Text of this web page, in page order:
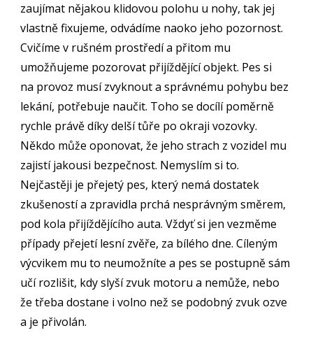
zaujímat nějakou klidovou polohu u nohy, tak jej
vlastně fixujeme, odvádíme naoko jeho pozornost.
Cvičíme v rušném prostředí a přitom mu
umožňujeme pozorovat přijíždějící objekt. Pes si
na provoz musí zvyknout a správnému pohybu bez
lekání, potřebuje naučit. Toho se docílí poměrně
rychle právě díky delší tůře po okraji vozovky.
Někdo může oponovat, že jeho strach z vozidel mu
zajistí jakousi bezpečnost. Nemyslím si to.
Nejčastěji je přejetý pes, který nemá dostatek
zkušeností a zpravidla prchá nesprávným směrem,
pod kola přijíždějícího auta. Vždyť si jen vezměme
případy přejetí lesní zvěře, za bílého dne. Cíleným
výcvikem mu to neumožníte a pes se postupně sám
učí rozlišit, kdy slyší zvuk motoru a nemůže, nebo
že třeba dostane i volno než se podobný zvuk ozve
a je přivolán.